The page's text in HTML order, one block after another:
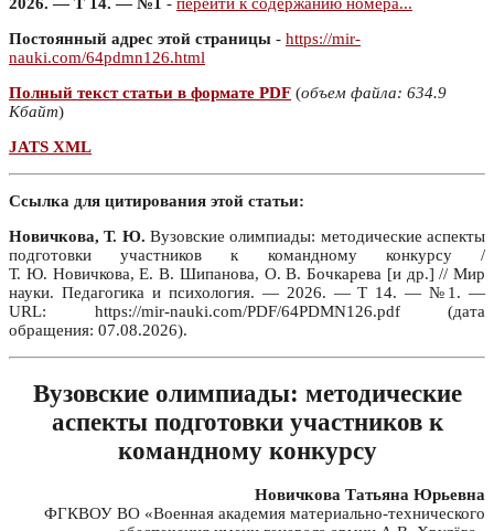
Постоянный адрес этой страницы - https://mir-
nauki.com/64pdmn126.html
Полный текст статьи в формате PDF (объем файла: 634.9
Кбайт)
JATS XML
Ссылка для цитирования этой статьи:
Новичкова, Т. Ю. Вузовские олимпиады: методические аспекты
подготовки участников к командному конкурсу /
Т. Ю. Новичкова, Е. В. Шипанова, О. В. Бочкарева [и др.] // Мир
науки. Педагогика и психология. — 2026. — Т 14. — №1. —
URL: https://mir-nauki.com/PDF/64PDMN126.pdf (дата
обращения: 07.08.2026).
Вузовские олимпиады: методические
аспекты подготовки участников к
командному конкурсу
Новичкова Татьяна Юрьевна
ФГКВОУ ВО «Военная академия материально-технического